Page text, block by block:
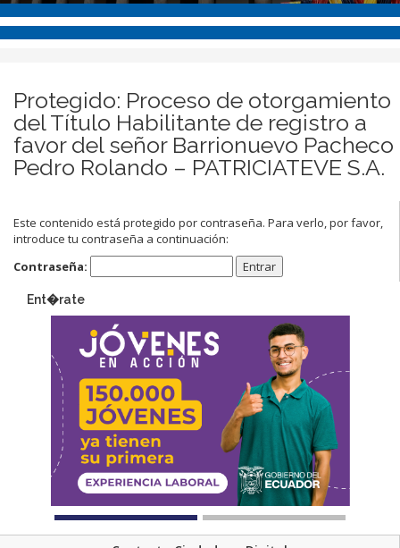
Protegido: Proceso de otorgamiento
del Título Habilitante de registro a
favor del señor Barrionuevo Pacheco
Pedro Rolando – PATRICIATEVE S.A.
Este contenido está protegido por contraseña. Para verlo, por favor,
introduce tu contraseña a continuación:
Contraseña:
Ent�rate